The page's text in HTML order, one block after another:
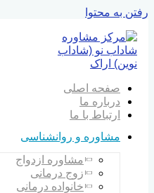
رفتن به محتوا
صفحه اصلی
درباره ما
ارتباط با ما
مشاوره و روانشناسی
مشاوره ازدواج
زوج درمانی
خانواده درمانی